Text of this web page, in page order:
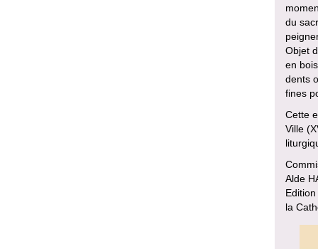
du
Objet
en
dents
fines
Cette
Ville
Alde
la